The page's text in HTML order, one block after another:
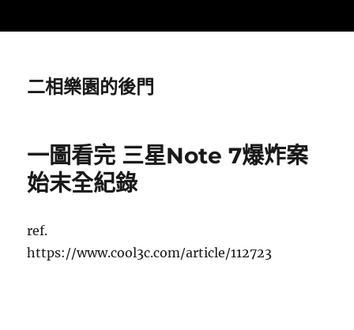
二相樂園的後門
一圖看完 三星Note 7爆炸案
始末全紀錄
ref.
https://www.cool3c.com/article/112723